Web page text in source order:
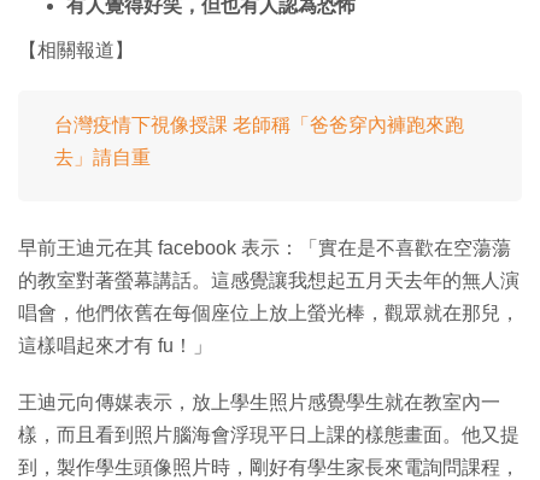
有人覺得好笑，但也有人認為恐怖
【相關報道】
台灣疫情下視像授課 老師稱「爸爸穿內褲跑來跑
去」請自重
早前王迪元在其 facebook 表示：「實在是不喜歡在空蕩蕩
的教室對著螢幕講話。這感覺讓我想起五月天去年的無人演
唱會，他們依舊在每個座位上放上螢光棒，觀眾就在那兒，
這樣唱起來才有 fu！」
王迪元向傳媒表示，放上學生照片感覺學生就在教室內一
樣，而且看到照片腦海會浮現平日上課的樣態畫面。他又提
到，製作學生頭像照片時，剛好有學生家長來電詢問課程，